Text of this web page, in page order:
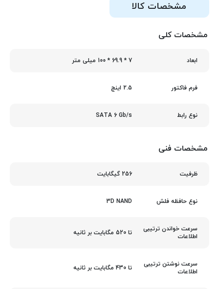
مشخصات کالا
مشخصات کلی
ابعاد 7 * 69.9 * 100 میلی متر
فرم فاکتور 2.5 اینچ
نوع رابط SATA 6 Gb/s
مشخصات فنی
ظرفیت 256 گیگابایت
نوع حافظه فلش 3D NAND
سرعت خواندن ترتیبی
اطلاعات
تا 520 مگابایت بر ثانیه
سرعت نوشتن ترتیبی
اطلاعات
تا 430 مگابایت بر ثانیه